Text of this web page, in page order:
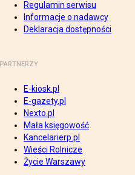
Regulamin serwisu
Informacje o nadawcy
Deklaracja dostępności
PARTNERZY
E-kiosk.pl
E-gazety.pl
Nexto.pl
Mała księgowość
Kancelarierp.pl
Wieści Rolnicze
Życie Warszawy